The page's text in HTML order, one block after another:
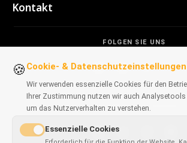
FOLGEN SIE UNS
VERFÜGBAR FÜR BROWSER
KI-Tools
Frontend
Entwickler-Tools
Alle Erweiterungen →
Alle Tools →
WEBSEITEN
CosmoLapse
GuitarAtlas
Webanwendungen
Browser-Erweiterungen
IT-Beratung
Früheres Portfolio
Kontakt
Warschau, Polen
🍪 Cookie- & Datenschutzeinstellungen
Wir verwenden essenzielle Cookies für den
Ihrer Zustimmung nutzen wir auch
um das Nutzerverhalten zu verstehen.
Essenzielle Cookies